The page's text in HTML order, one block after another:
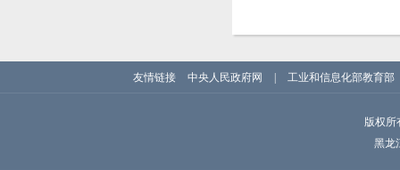
友情链接 中央人民政府网 工业和信息化部教育部
版权所
黑龙